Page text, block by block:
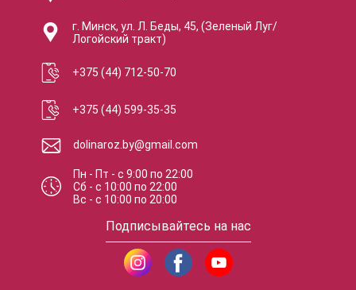
г. Минск, ул. Л. Беды, 45, (Зеленый Луг/
Логойский тракт)
+375 (44) 712-50-70
+375 (44) 599-35-35
dolinaroz.by@gmail.com
Пн - Пт -с 9:00по 22:00
Сб -с 10:00по 22:00
Вс -с 10:00по 20:00
Подписывайтесь на нас